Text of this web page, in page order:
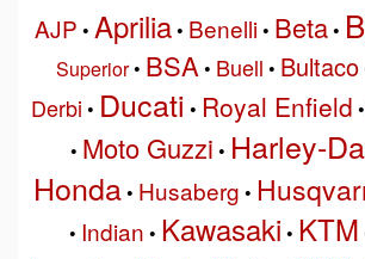
AJP • Aprilia• Benelli• Beta•
Superior• BSA• Buell • Bultaco
Derbi • Ducati • Royal Enfield •
• Moto Guzzi • Harley-
Honda• Husaberg •
• Indian • Kawasaki • KTM